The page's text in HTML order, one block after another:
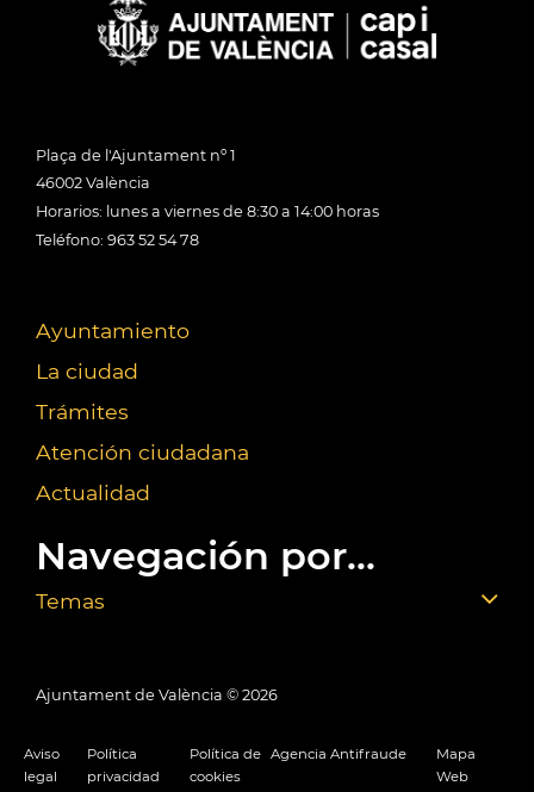
Plaça de l'Ajuntament nº 1
46002 València
Horarios: lunes a viernes de 8:30 a 14:00 horas
Teléfono: 963 52 54 78
Ayuntamiento
La ciudad
Trámites
Atención ciudadana
Actualidad
Navegación por...
Temas
Ajuntament de València © 2026
Aviso
legal
Política
privacidad
Política de
cookies
Agencia Antifraude
Mapa
Web